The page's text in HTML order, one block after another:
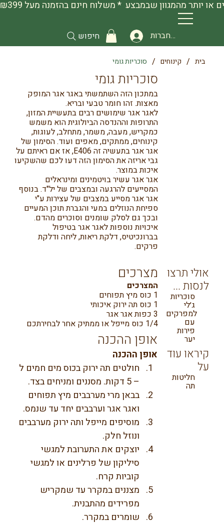
להתחברות חיפוש
בית / קינוחים / סוכריות גומי
סוכריות גומי
במתכון הזה השתמשתי באגר אגר המופק
מאצות. זהו חומר טבעי ובריא.
לאגר אגר שימושים רבים בתעשיית המזון,
התרופות וההנדסה הביולוגית הוא משמש
כמקריש, מעבה, משמר, מתחלב, לעוגות,
קינוחים, ממתקים, מאפים ועוד. הסימון של
אגר אגר בתעשיה זה E406, אז אם ראיתם על
גבי אריזה את הסימון הזה דעו לכם שהשקיעו
איכות במוצר.
אגר אגר עשיר בויטמינים ומינראלים
המסייעים להרגעה ובמצבים של יל"ד. בנוסף
אגר אגר מסייע במצבים של עצירות ע"י
ספיחת הנוזלים במעי והגברת תוכן המעיים
ובכך גם לסלק שומנים וסוכרים מהדם.
איכויות נוספות לאגר אגר בטיפול
בברונכיטיס, דלקת ריאות, ליחה ודלקת
פרקים.
אולי תרצו
לנסות ...
סוכריות
ג׳לי
למפרקים
עם
פירות
יער
קיראו עוד
על
חליטות
תה
מצרכים
המצרכים
1 כוס מיץ תפוחים
1 כוס תה ירוק איכותי
3 כפות אגר אגר
1/4 כוס מייפל או ממתיק אחר לבחירתכם
אופן ההכנה
אופן ההכנה
חולטים תה ירוק בכוס מים חמים ל
– 5 דקות. מסננים ומניחים בצד.
בבאן מרי מערבבים מיץ תפוחים
ואגר אגר וערבבים יחד עד שנמס.
מוסיפים מייפל ותה ירוק מערבבים
ונוזל חלק.
יוצקים את התערובת למגשי
סיליקון של פרלינים או למגשי
קוביות קרח.
מצננים במקרר עד שמקריש
מפרידים מהתבנית.
שומרים במקרר.